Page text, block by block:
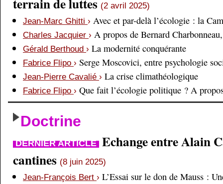
terrain de luttes (2 avril 2025)
Jean-Marc Ghitti › Avec et par-delà l’écologie : la
Charles Jacquier › A propos de Bernard
Gérald Berthoud › La modernité conquérante
Fabrice Flipo › Serge Moscovici, entre psychologie
Jean-Pierre Cavalié › La crise climathéologique
Fabrice Flipo › Que fait l’écologie politique ? A
Doctrine
DERNIER ARTICLE Echange entre Alain
cantines (8 juin 2025)
Jean-François Bert › L’Essai sur le don de Mauss :